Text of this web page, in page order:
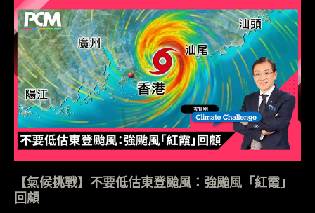
【氣候挑戰】不要低估東登颱風：強颱風「紅霞」
回顧